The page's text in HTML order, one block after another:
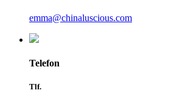
emma@chinaluscious.com
Telefon
Tlf.